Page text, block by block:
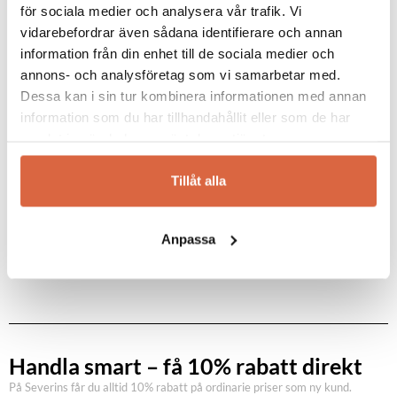
för sociala medier och analysera vår trafik. Vi
vidarebefordrar även sådana identifierare och annan
information från din enhet till de sociala medier och
annons- och analysföretag som vi samarbetar med.
Dessa kan i sin tur kombinera informationen med annan
information som du har tillhandahållit eller som de har
Tillåt alla
Anpassa
Namn*
E-post *
Spara mitt namn, min e-postadress och webbplats i
LIB
Handla smart – få 10% rabatt direkt
På Severins får du alltid 10% rabatt på ordinarie priser som ny kund.